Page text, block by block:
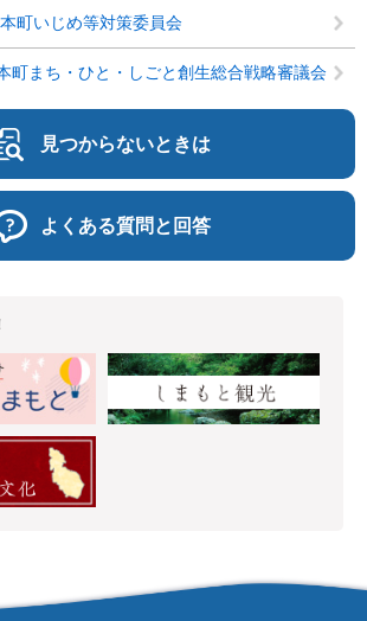
町いじめ等対策委員会
町まち・ひと・しごと創生総合戦略審議会
見つからないときは
よくある質問と回答